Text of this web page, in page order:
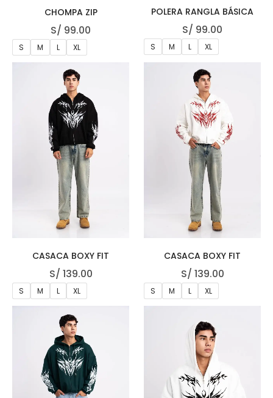
CHOMPA ZIP
S/ 99.00
S M L XL
POLERA RANGLA BÁSICA
S/ 99.00
S M L XL
CASACA BOXY FIT
S/ 139.00
S M L XL
CASACA BOXY FIT
S/ 139.00
S M L XL